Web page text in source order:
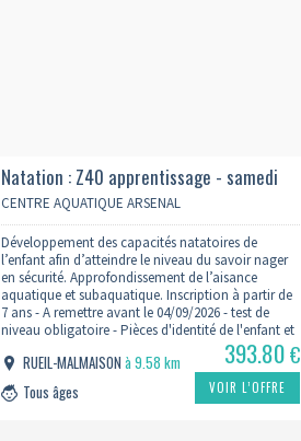
Natation : Z40 apprentissage - samedi
14h 2026/2027
CENTRE AQUATIQUE ARSENAL
Développement des capacités natatoires de
l’enfant afin d’atteindre le niveau du savoir nager
en sécurité. Approfondissement de l’aisance
aquatique et subaquatique. Inscription à partir de
7 ans - A remettre avant le 04/09/2026 - test de
niveau obligatoire - Pièces d'identité de l'enfant et
du Parent - Justificatif de domicile - Lien du
formulaire
: https://www.centreaquatiquearsenal.fr/inscription-
natation/
RUEIL-MALMAISONà 9.58 km
Tous âges
393.80€
VOIR L’OFFRE